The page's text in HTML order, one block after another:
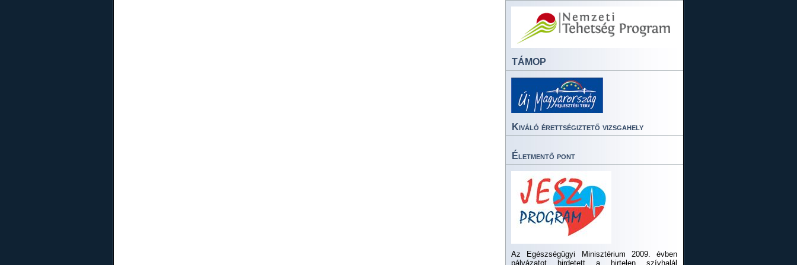
TÁMOP
Kiváló érettségiztető vizsgahely
Életmentő pont
Az Egészségügyi Minisztérium 2009. évben
pályázatot hirdetett a hirtelen szívhalál